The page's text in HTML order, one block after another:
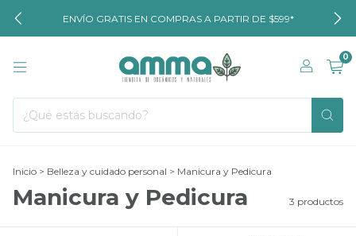
ENVÍO GRATIS EN COMPRAS A PARTIR DE $599*
0
Inicio > Belleza y cuidado personal > Manicura y Pedicura
Manicura y Pedicura 3 productos